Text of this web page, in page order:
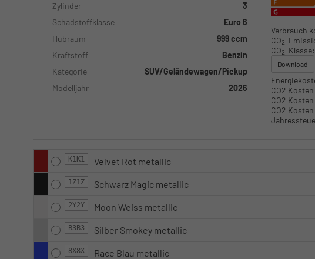
Zylinder
3
Schadstoffklasse
Euro 6
Hubraum
999 ccm
Kraftstoff
Benzin
Kategorie
SUV/Geländewagen/Pickup
Modelljahr
2026
Verbrauch
CO2-
CO2-Klasse:
Download
CO2
CO2
CO2
K1K1 Velvet Rot metallic
1Z1Z Schwarz Magic metallic
2Y2Y Moon Weiss metallic
B3B3 Silber Smokey metallic
8X8X Race Blau metallic